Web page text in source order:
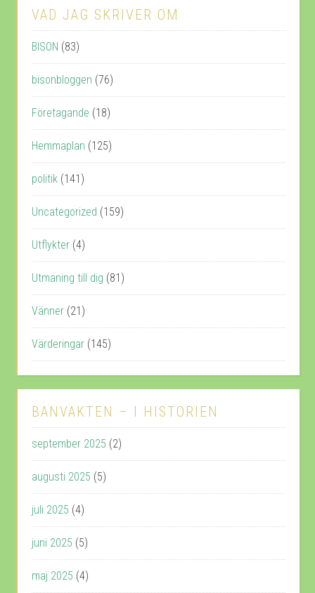
VAD JAG SKRIVER OM
BISON (83)
bisonbloggen (76)
Företagande (18)
Hemmaplan (125)
politik (141)
Uncategorized (159)
Utflykter (4)
Utmaning till dig (81)
Vänner (21)
Värderingar (145)
BANVAKTEN – I HISTORIEN
september 2025 (2)
augusti 2025 (5)
juli 2025 (4)
juni 2025 (5)
maj 2025 (4)